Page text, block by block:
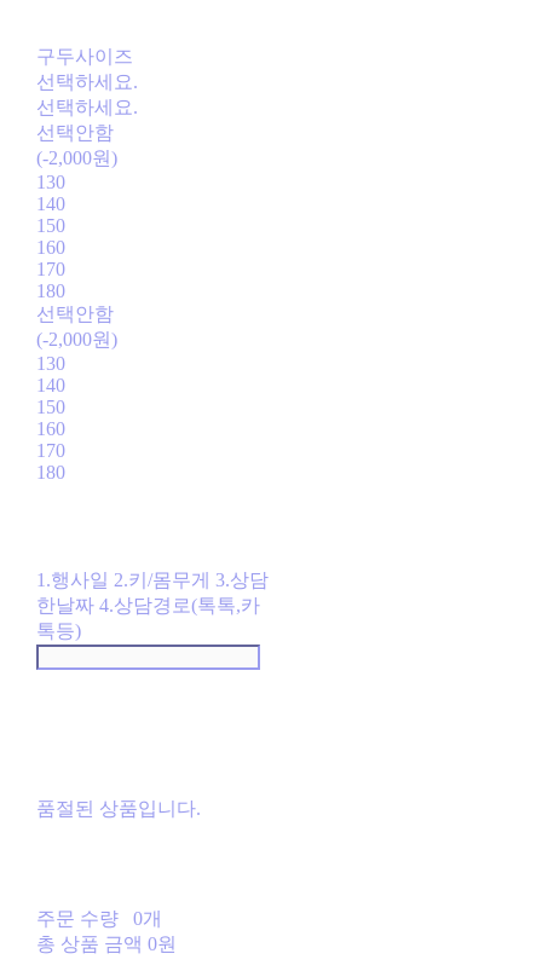
구두사이즈
선택하세요.
선택하세요.
선택안함
(-2,000원)
130
140
150
160
170
180
선택안함
(-2,000원)
130
140
150
160
170
180
1.행사일 2.키/몸무게 3.상담
한날짜 4.상담경로(톡톡,카
톡등)
품절된 상품입니다.
주문 수량
0개
총 상품 금액 0원